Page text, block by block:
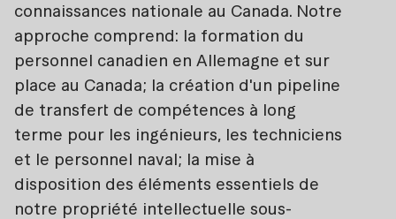
connaissances nationale au Canada. Notre
approche comprend: la formation du
personnel canadien en Allemagne et sur
place au Canada; la création d'un pipeline
de transfert de compétences à long
terme pour les ingénieurs, les techniciens
et le personnel naval; la mise à
disposition des éléments essentiels de
notre propriété intellectuelle sous-